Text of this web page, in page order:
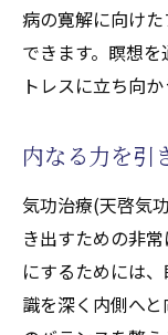
病の寛解に向け
できます。瞑想
トレスに立ち向
内なる力を引
気功治療(天啓気
き出すための非
にするためには
識を深く内側へ